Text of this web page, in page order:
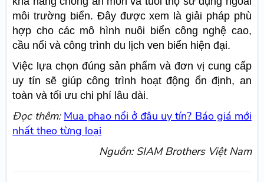
môi trường biển. Đây được xem là giải pháp phù
hợp cho các mô hình nuôi biển công nghệ cao,
cầu nổi và công trình du lịch ven biển hiện đại.
Việc lựa chọn đúng sản phẩm và đơn vị cung cấp
uy tín sẽ giúp công trình hoạt động ổn định, an
toàn và tối ưu chi phí lâu dài.
Đọc thêm: Mua phao nổi ở đâu uy tín? Báo giá mới
nhất theo từng loại
Nguồn: SIAM Brothers Việt Nam